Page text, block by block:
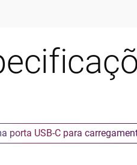
porta USB-C para